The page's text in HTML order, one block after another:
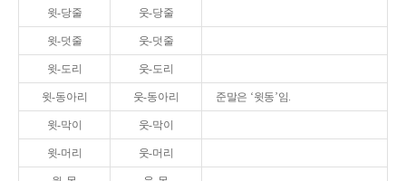
윗-당줄 웃-당줄
윗-덧줄 웃-덧줄
윗-도리 웃-도리
윗-동아리 웃-동아리 준말은 ‘윗동’임.
윗-막이 웃-막이
윗-머리 웃-머리